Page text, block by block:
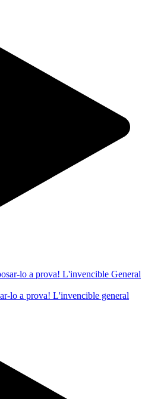
lo a prova! L'invencible general